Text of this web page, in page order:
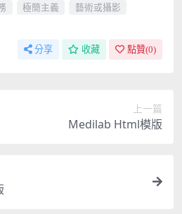
極簡主義
藝術或攝影
分享 收藏 點贊(0)
上一篇
Medilab Html模版